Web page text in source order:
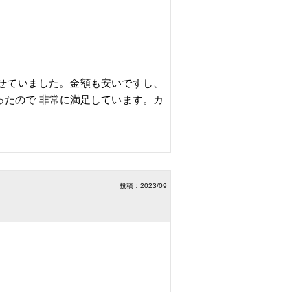
いました。金額も安いですし、
ので 非常に満足しています。カ
投稿：2023/09